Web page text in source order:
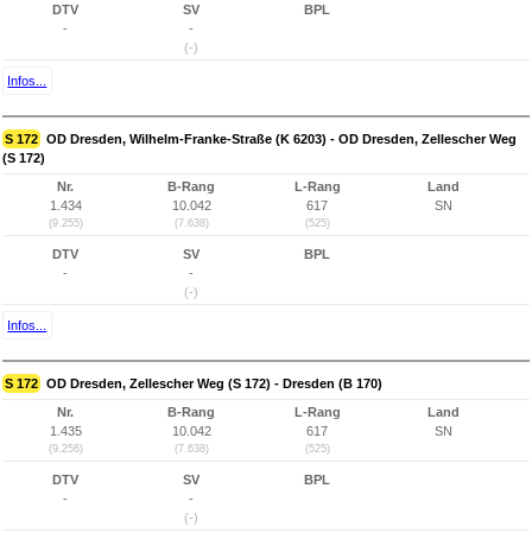
DTV
-
SV
-
(-)
BPL
Infos...
S 172 OD Dresden, Wilhelm-Franke-Straße (K 6203) - OD Dresden, Zellescher Weg
(S 172)
Nr.
1.434
(9.255)
B-Rang
10.042
(7.638)
L-Rang
617
(525)
Land
SN
DTV
-
SV
-
(-)
BPL
Infos...
S 172 OD Dresden, Zellescher Weg (S 172) - Dresden (B 170)
Nr.
1.435
(9.256)
B-Rang
10.042
(7.638)
L-Rang
617
(525)
Land
SN
DTV
-
SV
-
(-)
BPL